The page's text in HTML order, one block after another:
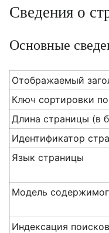
Сведения о
Основные
Отображаемый
Ключ сортировки
Длина страницы (в
Идентификатор
Язык страницы
Модель
Индексация